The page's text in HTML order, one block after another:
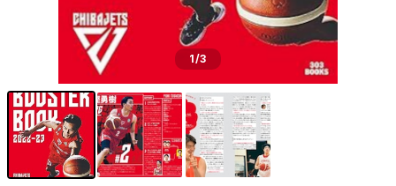
1/3